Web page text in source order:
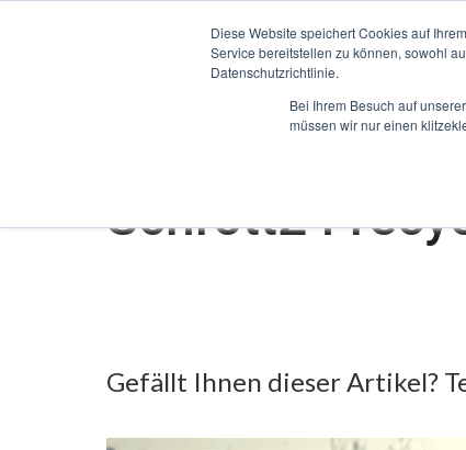
Diese Website speichert Cookies auf
Service bereitstellen zu können, sowohl
Datenschutzrichtlinie.
Bei Ihrem Besuch auf
müssen wir nur einen
Schrottpreiseexpand_more
Schrott24 recycelt Geldkisten für Nationalbank
Schrott24
Gefällt Ihnen dieser Artikel?